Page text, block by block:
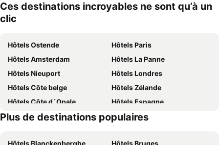
Ces destinations incroyables ne sont qu’à un
clic
Hôtels Ostende
Hôtels Paris
Hôtels Amsterdam
Hôtels La Panne
Hôtels Nieuport
Hôtels Londres
Hôtels Côte belge
Hôtels Zélande
Hôtels Côte d´Opale
Hôtels Espagne
Hôtels Belgique
Hôtels Luxembourg
Plus de destinations populaires
Hôtels Blanckenberghe
Hôtels Bruges